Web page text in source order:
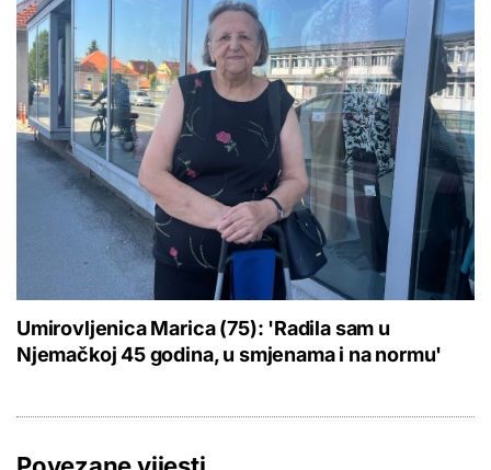
Umirovljenica Marica (75): 'Radila sam u
Njemačkoj 45 godina, u smjenama i na normu'